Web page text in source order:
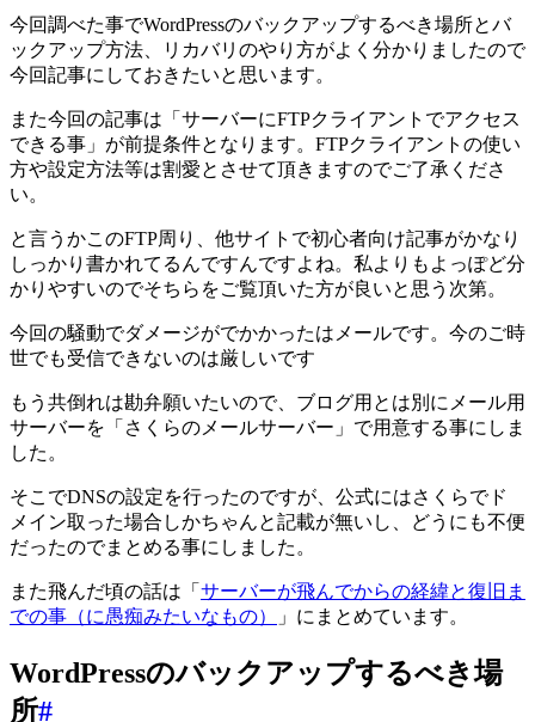
今回調べた事でWordPressのバックアップするべき場所とバ
ックアップ方法、リカバリのやり方がよく分かりましたので
今回記事にしておきたいと思います。
また今回の記事は「サーバーにFTPクライアントでアクセス
できる事」が前提条件となります。FTPクライアントの使い
方や設定方法等は割愛とさせて頂きますのでご了承くださ
い。
と言うかこのFTP周り、他サイトで初心者向け記事がかなり
しっかり書かれてるんですんですよね。私よりもよっぽど分
かりやすいのでそちらをご覧頂いた方が良いと思う次第。
今回の騒動でダメージがでかかったはメールです。今のご時
世でも受信できないのは厳しいです
もう共倒れは勘弁願いたいので、ブログ用とは別にメール用
サーバーを「さくらのメールサーバー」で用意する事にしま
した。
そこでDNSの設定を行ったのですが、公式にはさくらでド
メイン取った場合しかちゃんと記載が無いし、どうにも不便
だったのでまとめる事にしました。
また飛んだ頃の話は「 サーバーが飛んでからの経緯と復旧ま
での事（に愚痴みたいなもの）
」にまとめています。
WordPressのバックアップするべき場
所#